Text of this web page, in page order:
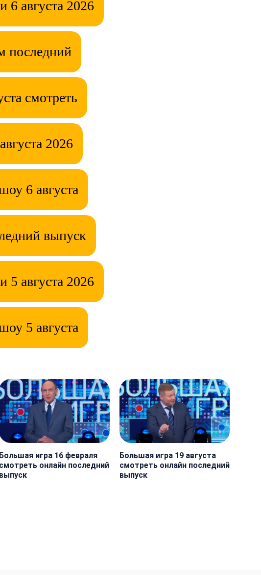
6 августа 2026
последний
смотреть
2026
6 августа
выпуск
5 августа 2026
5 августа
Большая игра 16 февраля
смотреть онлайн последний
выпуск
Большая игра 19 августа
смотреть онлайн последний
выпуск